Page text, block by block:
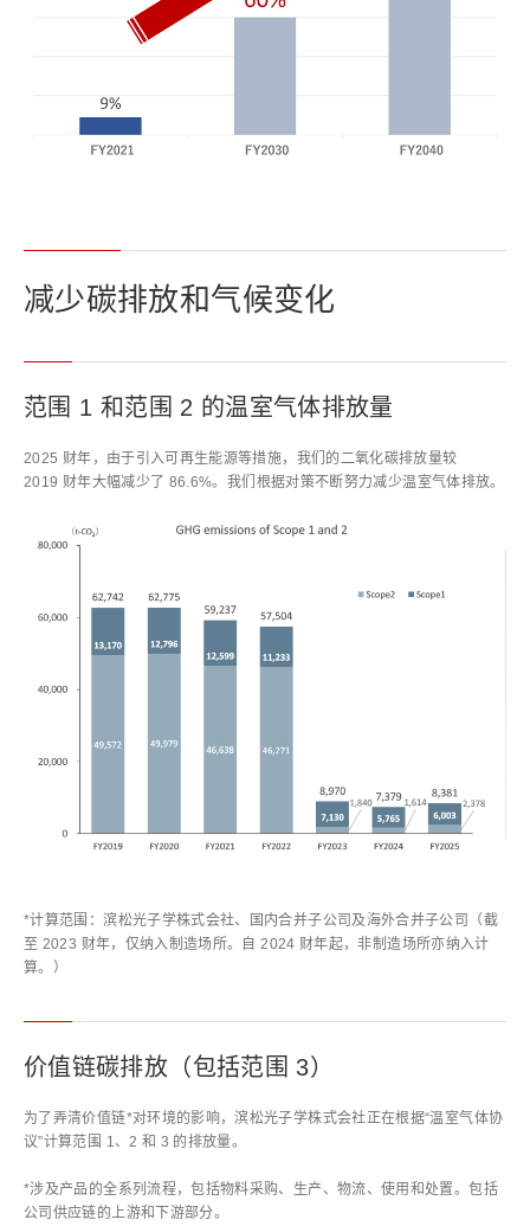
减少碳排放和气候变化
范围 1 和范围 2 的温室气体排放量
2025 财年，由于引入可再生能源等措施，我们的二氧化碳排放量较
2019 财年大幅减少了 86.6%。我们根据对策不断努力减少温室气体排放。
*计算范围：滨松光子学株式会社、国内合并子公司及海外合并子公司（截
至 2023 财年，仅纳入制造场所。自 2024 财年起，非制造场所亦纳入计
算。）
价值链碳排放（包括范围 3）
为了弄清价值链*对环境的影响，滨松光子学株式会社正在根据“温室气体协
议”计算范围 1、2 和 3 的排放量。
*涉及产品的全系列流程，包括物料采购、生产、物流、使用和处置。包括
公司供应链的上游和下游部分。